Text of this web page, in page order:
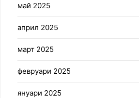
май 2025
април 2025
март 2025
февруари 2025
януари 2025